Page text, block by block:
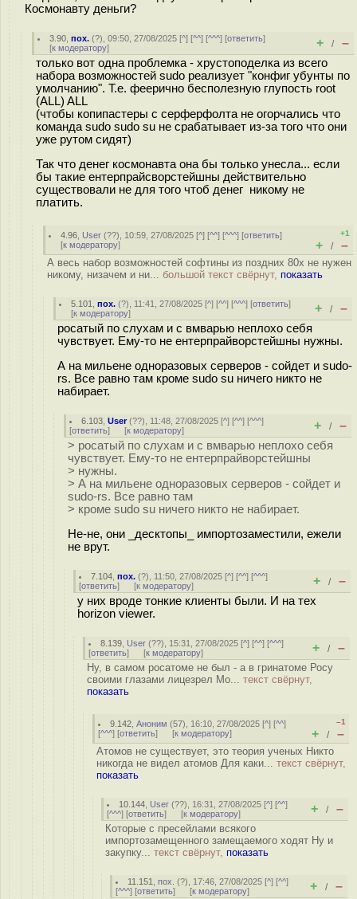
Космонавту деньги?
3.90 ,пох. (?), 09:50, 27/08/2025 [^] [^^] [^^^] [ответить]
[к модератору] + / –
только вот одна проблемка - хрустоподелка из всего
набора возможностей sudo реализует "конфиг убунты по
умолчанию". Т.е. феерично бесполезную глупость root
(ALL) ALL
(чтобы копипастеры с серферфолта не огорчались что
команда sudo sudo su не срабатывает из-за того что они
уже рутом сидят)
Так что денег космонавта она бы только унесла... если
бы такие ентерпрайсворстейшны действительно
существовали не для того чтоб денег никому не
платить.
4.96 User (??), 10:59, 27/08/2025 [^] [^^] [^^^] [ответить]
[к модератору]
+1
+ / –
А весь набор возможностей софтины из поздних 80х не нужен
никому, низачем и ни... большой текст свёрнут, показать
5.101 ,пох. (?), 11:41, 27/08/2025 [^] [^^] [^^^] [ответить]
[к модератору] + / –
росатый по слухам и с вмварью неплохо себя
чувствует. Ему-то не ентерпрайворстейшны нужны.
А на мильене одноразовых серверов - сойдет и sudo-
rs. Все равно там кроме sudo su ничего никто не
набирает.
6.103 ,User(??), 11:48, 27/08/2025 [^] [^^] [^^^]
[ответить] [к модератору] + / –
> росатый по слухам и с вмварью неплохо себя
чувствует. Ему-то не ентерпрайворстейшны
> нужны.
> А на мильене одноразовых серверов - сойдет и
sudo-rs. Все равно там
> кроме sudo su ничего никто не набирает.
Не-не, они _десктопы_ импортозаместили, ежели
не врут.
7.104 ,пох. (?), 11:50, 27/08/2025 [^] [^^] [^^^]
[ответить] [к модератору] + / –
у них вроде тонкие клиенты были. И на тех
horizon viewer.
8.139 User (??), 15:31, 27/08/2025 [^] [^^] [^^^]
[ответить] [к модератору] + / –
Ну, в самом росатоме не был - а в гринатоме Росу
своими глазами лицезрел Мо... текст свёрнут,
показать
9.142 ,Аноним (57), 16:10, 27/08/2025 [^] [^^]
[^^^] [ответить] [к модератору]
–1
+ / –
Атомов не существует, это теория ученых Никто
никогда не видел атомов Для каки... текст свёрнут,
показать
10.144 User (??), 16:31, 27/08/2025 [^] [^^]
[^^^] [ответить] [к модератору] + / –
Которые с пресейлами всякого
импортозамещенного замещаемого ходят Ну и
закупку... текст свёрнут, показать
11.151 ,пох. (?), 17:46, 27/08/2025 [^] [^^]
[^^^] [ответить] [к модератору] + / –